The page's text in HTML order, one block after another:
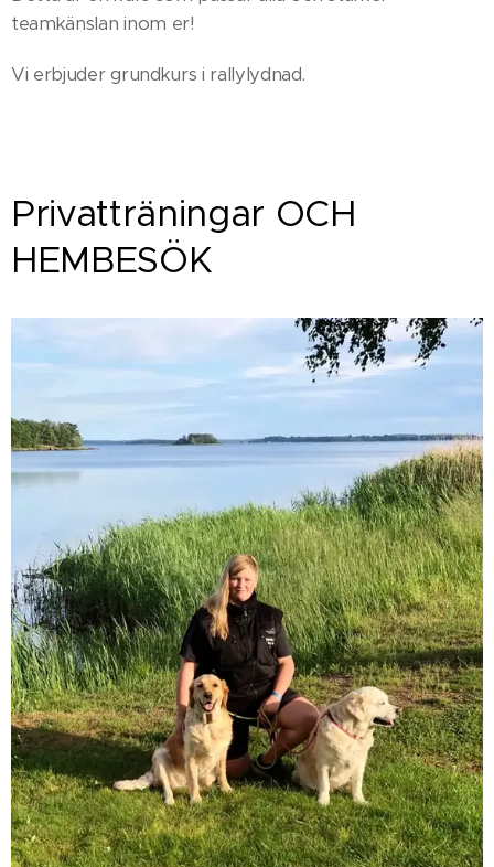
teamkänslan inom er!
Vi erbjuder grundkurs i rallylydnad.
Privatträningar OCH
HEMBESÖK